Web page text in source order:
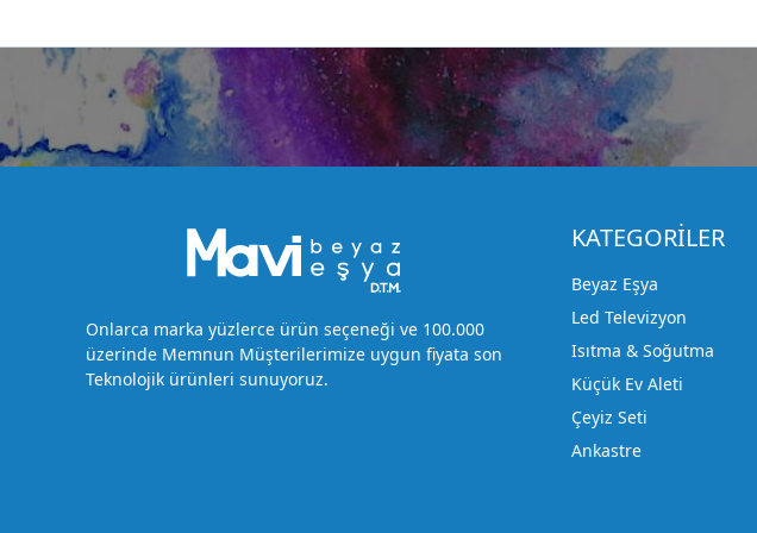
Onlarca marka yüzlerce ürün seçeneği ve 100.000
üzerinde Memnun Müşterilerimize uygun fiyata son
Teknolojik ürünleri sunuyoruz.
KATEGORİLER
Beyaz Eşya
Led Televizyon
Isıtma & Soğutma
Küçük Ev Aleti
Çeyiz Seti
Ankastre